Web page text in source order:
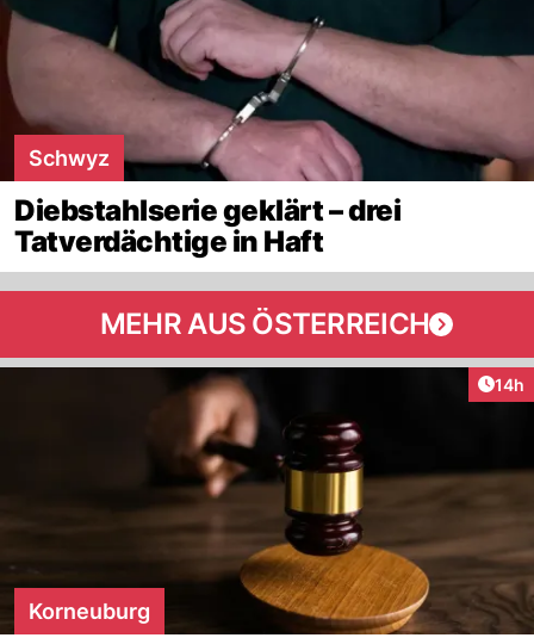
Schwyz
Diebstahlserie geklärt – drei
Tatverdächtige in Haft
MEHR AUS ÖSTERREICH
14h
Korneuburg